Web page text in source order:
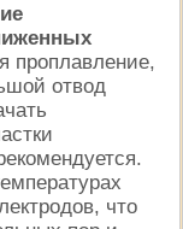
проплавление,
отвод
что